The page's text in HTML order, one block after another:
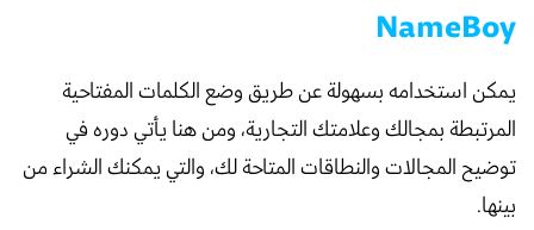
NameBoy
يمكن استخدامه بسهولة عن طريق وضع الكلمات المفتاحية
المرتبطة بمجالك وعلامتك التجارية، ومن هنا يأتي دوره في
توضيح المجالات والنطاقات المتاحة لك، والتي يمكنك الشراء من
بينها.